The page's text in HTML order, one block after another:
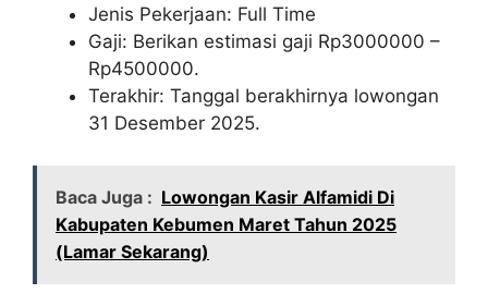
Jenis Pekerjaan: Full Time
Gaji: Berikan estimasi gaji Rp3000000 –
Rp4500000.
Terakhir: Tanggal berakhirnya lowongan
31 Desember 2025.
Baca Juga : Lowongan Kasir Alfamidi Di
Kabupaten Kebumen Maret Tahun 2025
(Lamar Sekarang)